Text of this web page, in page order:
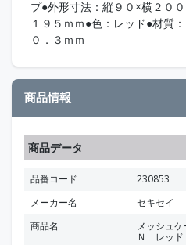
プ●外形寸法：縦９０×横２０
１９５ｍｍ●色：レッド●材質
０．３ｍｍ
商品情報
商品データ
品番コード
230853
メーカー名
セキセイ
商品名
メッシュ
Ｎ レッド